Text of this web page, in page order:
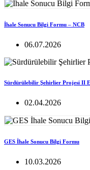
İhale Sonucu Bilgi Formu – NCB
06.07.2026
Sürdürülebilir Şehirlier Projesi II
02.04.2026
GES İhale Sonucu Bilgi Formu
10.03.2026